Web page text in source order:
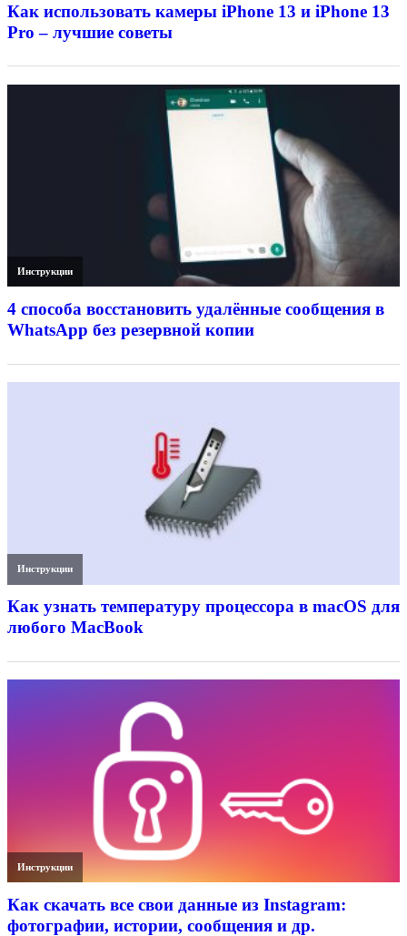
Как использовать камеры iPhone 13 и iPhone 13
Pro – лучшие советы
Инструкции
4 способа восстановить удалённые сообщения в
WhatsApp без резервной копии
Инструкции
Как узнать температуру процессора в macOS для
любого MacBook
Инструкции
Как скачать все свои данные из Instagram:
фотографии, истории, сообщения и др.